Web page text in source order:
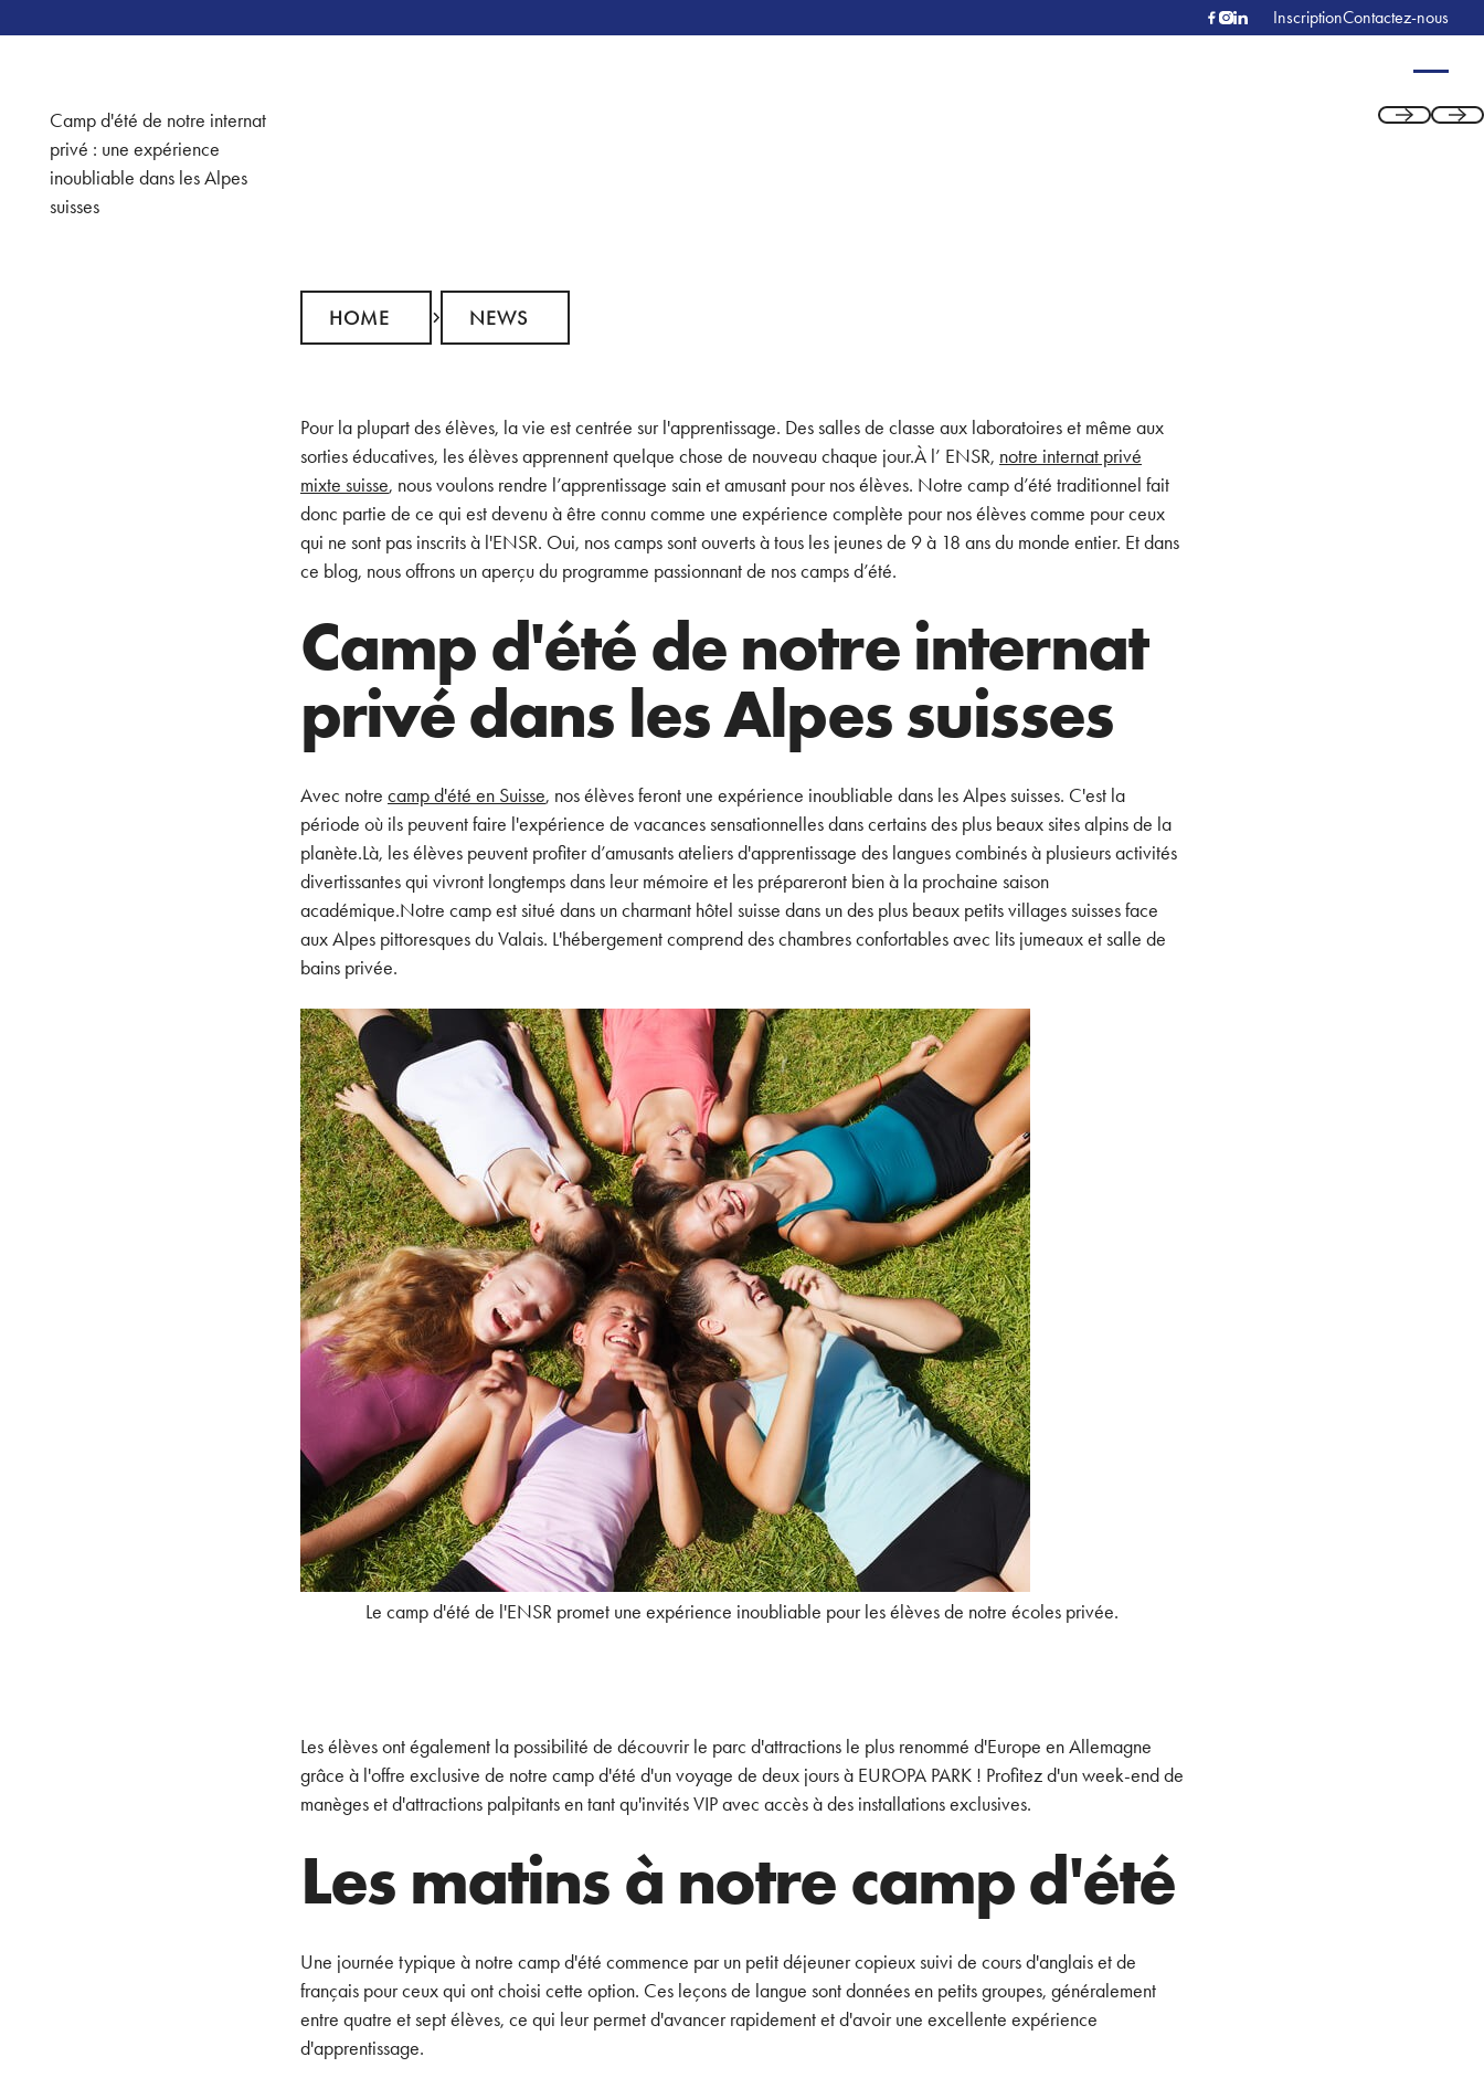
InscriptionContactez-nous
Camp d'été de notre internat
privé : une expérience
inoubliable dans les Alpes
suisses
HOME NEWS
Pour la plupart des élèves, la vie est centrée sur l'apprentissage. Des salles de classe aux laboratoires et même aux
sorties éducatives, les élèves apprennent quelque chose de nouveau chaque jour.À l’ ENSR, notre internat privé
mixte suisse, nous voulons rendre l’apprentissage sain et amusant pour nos élèves. Notre camp d’été traditionnel fait
donc partie de ce qui est devenu à être connu comme une expérience complète pour nos élèves comme pour ceux
qui ne sont pas inscrits à l'ENSR. Oui, nos camps sont ouverts à tous les jeunes de 9 à 18 ans du monde entier. Et dans
ce blog, nous offrons un aperçu du programme passionnant de nos camps d’été.
Camp d'été de notre internat
privé dans les Alpes suisses
Avec notre camp d'été en Suisse, nos élèves feront une expérience inoubliable dans les Alpes suisses. C'est la
période où ils peuvent faire l'expérience de vacances sensationnelles dans certains des plus beaux sites alpins de la
planète.Là, les élèves peuvent profiter d’amusants ateliers d'apprentissage des langues combinés à plusieurs activités
divertissantes qui vivront longtemps dans leur mémoire et les prépareront bien à la prochaine saison
académique.Notre camp est situé dans un charmant hôtel suisse dans un des plus beaux petits villages suisses face
aux Alpes pittoresques du Valais. L'hébergement comprend des chambres confortables avec lits jumeaux et salle de
bains privée.
Le camp d'été de l'ENSR promet une expérience inoubliable pour les élèves de notre écoles privée.
Les élèves ont également la possibilité de découvrir le parc d'attractions le plus renommé d'Europe en Allemagne
grâce à l'offre exclusive de notre camp d'été d'un voyage de deux jours à EUROPA PARK ! Profitez d'un week-end de
manèges et d'attractions palpitants en tant qu'invités VIP avec accès à des installations exclusives.
Les matins à notre camp d'été
Une journée typique à notre camp d'été commence par un petit déjeuner copieux suivi de cours d'anglais et de
français pour ceux qui ont choisi cette option. Ces leçons de langue sont données en petits groupes, généralement
entre quatre et sept élèves, ce qui leur permet d'avancer rapidement et d'avoir une excellente expérience
d'apprentissage.